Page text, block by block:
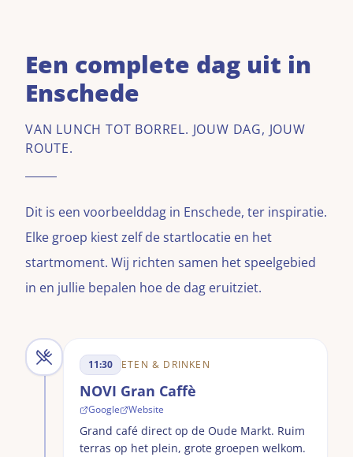
Een complete dag uit in
Enschede
VAN LUNCH TOT BORREL. JOUW DAG, JOUW
ROUTE.
Dit is een voorbeelddag in Enschede, ter inspiratie.
Elke groep kiest zelf de startlocatie en het
startmoment. Wij richten samen het speelgebied
in en jullie bepalen hoe de dag eruitziet.
11:30 ETEN & DRINKEN
NOVI Gran Caffè
Google Website
Grand café direct op de Oude Markt. Ruim
terras op het plein, grote groepen welkom.